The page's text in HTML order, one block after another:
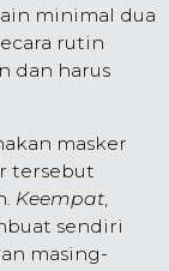
minimal dua
rutin
dan harus
masker
tersebut
Keempat,
sendiri
masing-